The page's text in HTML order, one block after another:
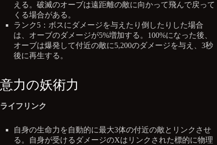
える。破滅のオーブは遠距離の敵に向かって飛んで戻って
くる場合がある。
ランク5：ボスにダメージを与えたり倒したりした場合
は、オーブのダメージが5%増加する。100%になった後、
オーブは爆発して付近の敵に5,200のダメージを与え、3秒
後に再生する。
意力の妖術力
ライフリンク
自身の生命力を自動的に最大3体の付近の敵とリンクさせ
る。自身が受けるダメージのXはリンクされた標的に物理